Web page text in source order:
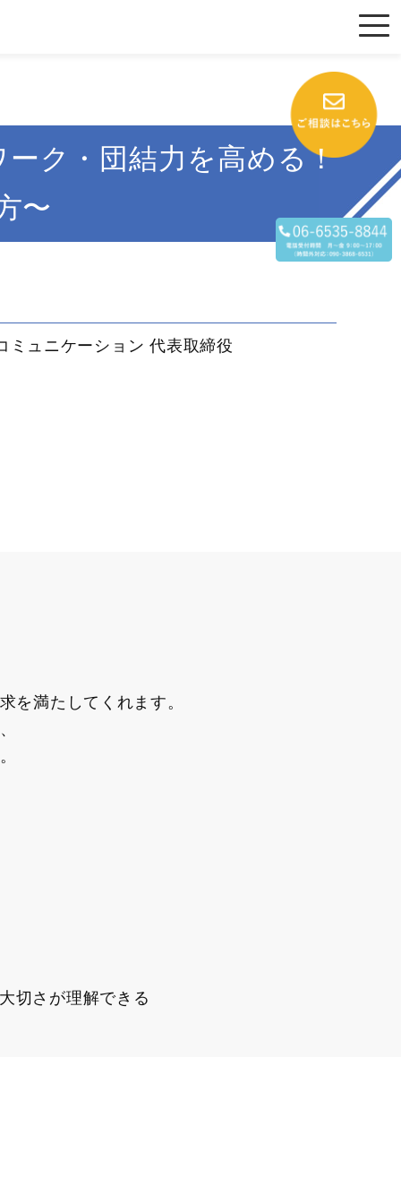
ク・団結力を高める！
〜
ミュニケーション 代表取締役
を満たしてくれます。
切さが理解できる